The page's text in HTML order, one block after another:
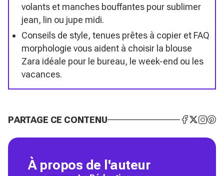
volants et manches bouffantes pour sublimer
jean, lin ou jupe midi.
Conseils de style, tenues prêtes à copier et FAQ
morphologie vous aident à choisir la blouse
Zara idéale pour le bureau, le week-end ou les
vacances.
PARTAGE CE CONTENU
À propos de l'auteur